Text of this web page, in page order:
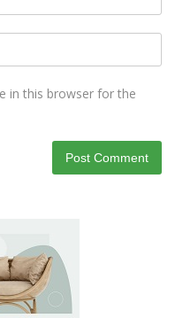
in this browser for the